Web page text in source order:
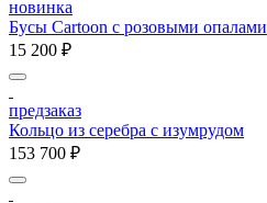
новинка
Бусы Cartoon с розовыми опалами
15 200 ₽
предзаказ
Кольцо из серебра с изумрудом
153 700 ₽